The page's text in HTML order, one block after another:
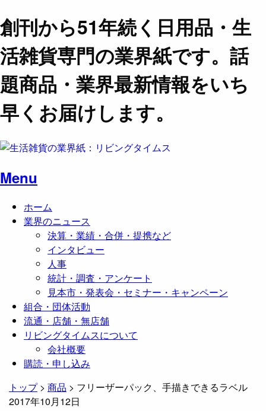
創刊から51年続く日用品・生
活雑貨専門の業界紙です。話
題商品・業界最新情報をいち
早くお届けします。
Menu
ホーム
業界のニュース
決算・業績・合併・提携など
インタビュー
人事
統計・調査・アンケート
見本市・発表会・セミナー・キャンペーン
組合・団体活動
流通・店舗・無店舗
リビングタイムスについて
会社概要
購読・申し込み
トップ> 商品 > フリーザーパック、手描きできるラベル
2017年10月12日